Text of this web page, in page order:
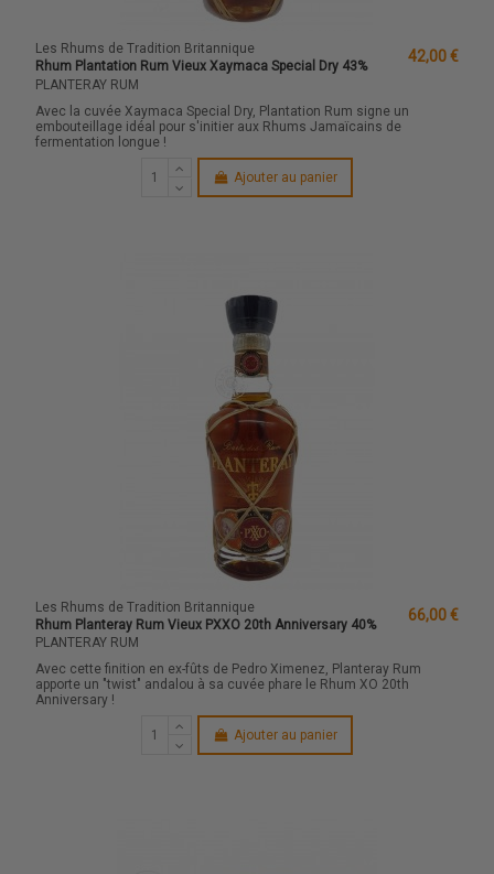
Les Rhums de Tradition Britannique
Rhum Plantation Rum Vieux Xaymaca Special Dry 43%
PLANTERAY RUM
42,00 €
Avec la cuvée Xaymaca Special Dry, Plantation Rum signe un
embouteillage idéal pour s'initier aux Rhums Jamaïcains de
fermentation longue !
Ajouter au panier
Les Rhums de Tradition Britannique
Rhum Planteray Rum Vieux PXXO 20th Anniversary 40%
PLANTERAY RUM
66,00 €
Avec cette finition en ex-fûts de Pedro Ximenez, Planteray Rum
apporte un "twist" andalou à sa cuvée phare le Rhum XO 20th
Anniversary !
Ajouter au panier